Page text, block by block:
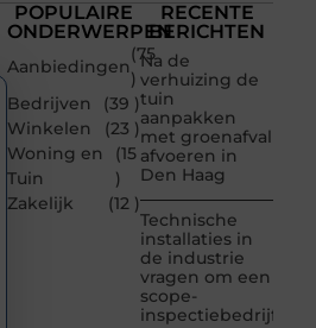
POPULAIRE
ONDERWERPEN
Aanbiedingen
(75
)
Bedrijven
(39 )
Winkelen
(23 )
Woning en
Tuin
(15
)
Zakelijk
(12 )
RECENTE
BERICHTEN
Na de
verhuizing de
tuin
aanpakken
met groenafval
afvoeren in
Den Haag
Technische
installaties in
de industrie
vragen om een
scope-
inspectiebedrijf